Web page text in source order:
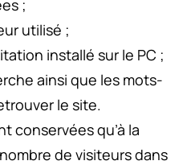
;
utilisé ;
installé sur le PC ;
ainsi que les mots-
le site.
conservées qu’à la
de visiteurs dans